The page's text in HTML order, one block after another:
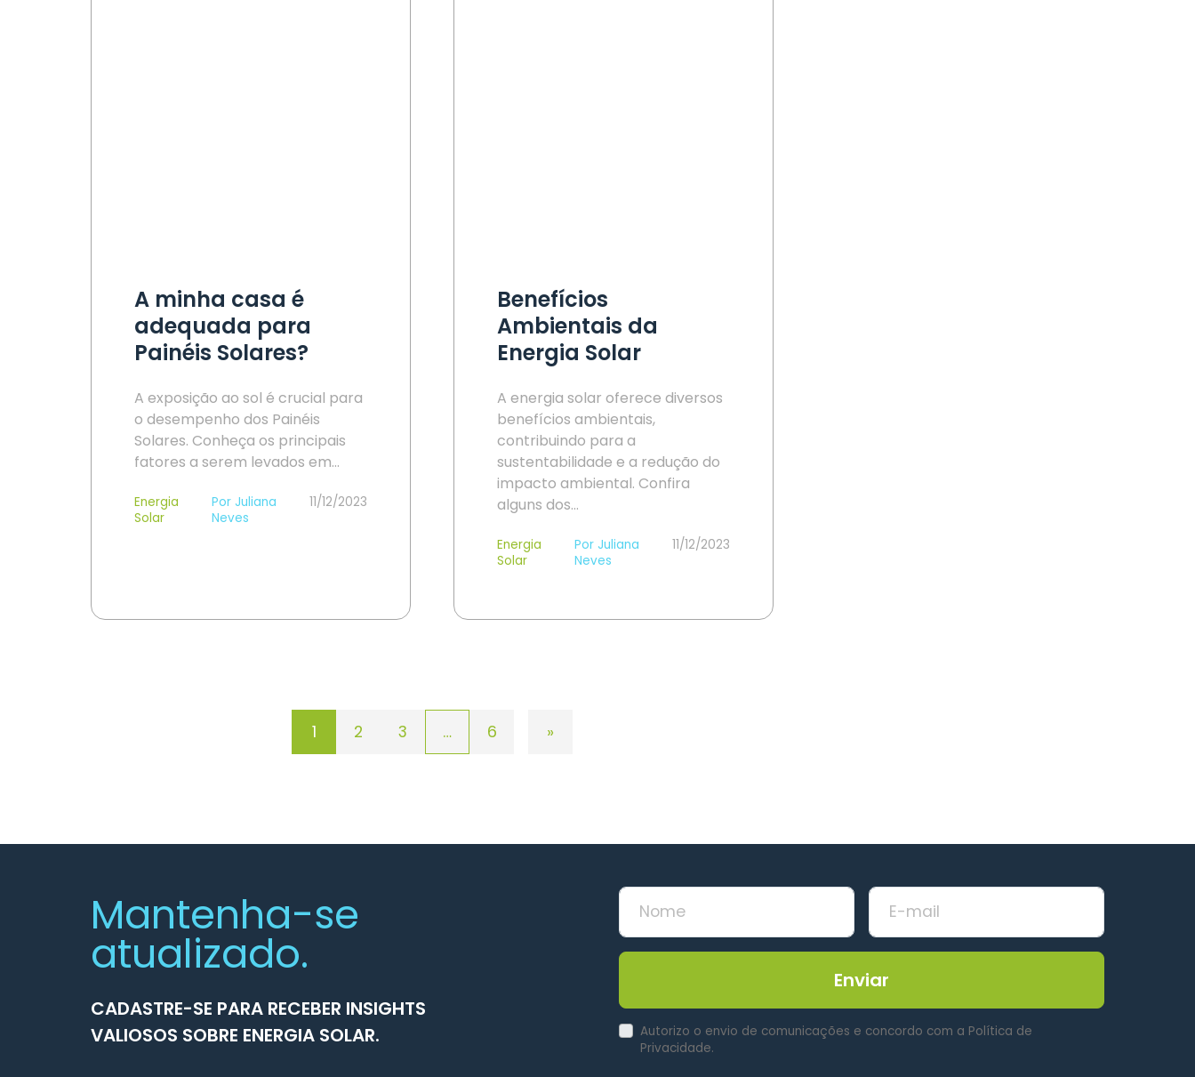
A minha casa é
adequada para
Painéis Solares?
A exposição ao sol é crucial para
o desempenho dos Painéis
Solares. Conheça os principais
fatores a serem levados em…
Energia
Solar
Por Juliana
Neves
11/12/2023
Benefícios
Ambientais da
Energia Solar
A energia solar oferece diversos
benefícios ambientais,
contribuindo para a
sustentabilidade e a redução do
impacto ambiental. Confira
alguns dos…
Energia
Solar
Por Juliana
Neves
11/12/2023
1 2 3 … 6 »
Mantenha-se
atualizado.
CADASTRE-SE PARA RECEBER INSIGHTS
VALIOSOS SOBRE ENERGIA SOLAR.
Enviar
Autorizo o envio de comunicações e concordo com a Política de
Privacidade.